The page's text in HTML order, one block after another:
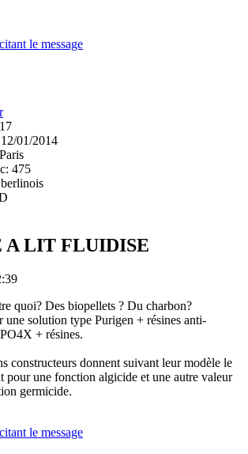
le message
01/2014
475
A LIT FLUIDISE
quoi? Des biopellets ? Du charbon?
une solution type Purigen + résines anti-
+ résines.
constructeurs donnent suivant leur modèle le
pour une fonction algicide et une autre valeur
germicide.
le message